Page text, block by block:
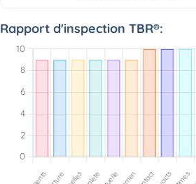
Rapport d'inspection TBR®: